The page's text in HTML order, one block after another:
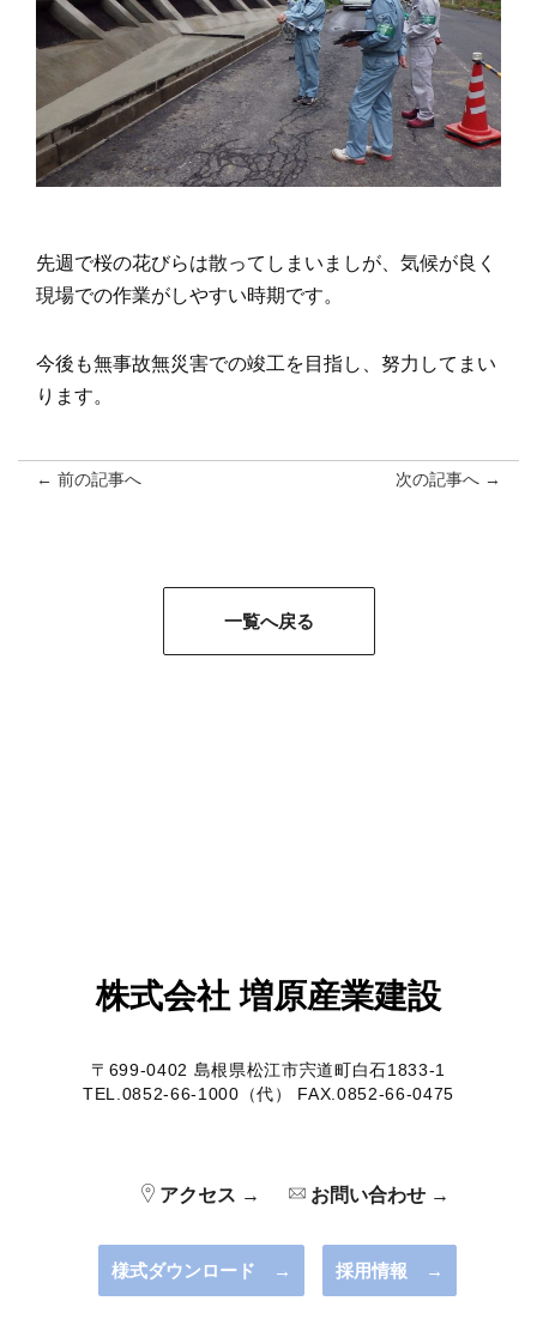
先週で桜の花びらは散ってしまいましが、気候が良く
現場での作業がしやすい時期です。
今後も無事故無災害での竣工を目指し、努力してまい
ります。
← 前の記事へ 次の記事へ →
一覧へ戻る
株式会社 増原産業建設
〒699-0402 島根県松江市宍道町白石1833-1
TEL.0852-66-1000（代） FAX.0852-66-0475
アクセス → お問い合わせ →
様式ダウンロード → 採用情報 →